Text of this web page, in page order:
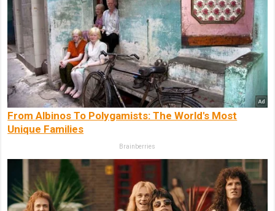
From Albinos To Polygamists: The World's Most
Unique Families
Brainberries